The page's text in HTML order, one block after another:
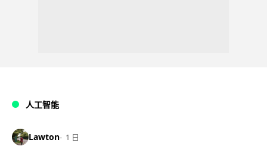
人工智能
Lawton 1 日